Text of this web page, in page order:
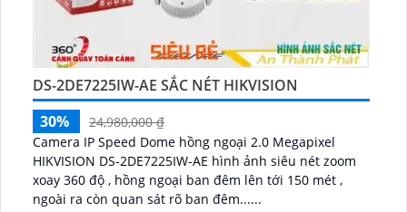
DS-2DE7225IW-AE SẮC NÉT HIKVISION
30%
24,980,000 ₫
Camera IP Speed Dome hồng ngoại 2.0 Megapixel
HIKVISION DS-2DE7225IW-AE hình ảnh siêu nét zoom
xoay 360 độ , hồng ngoại ban đêm lên tới 150 mét ,
ngoài ra còn quan sát rõ ban đêm......